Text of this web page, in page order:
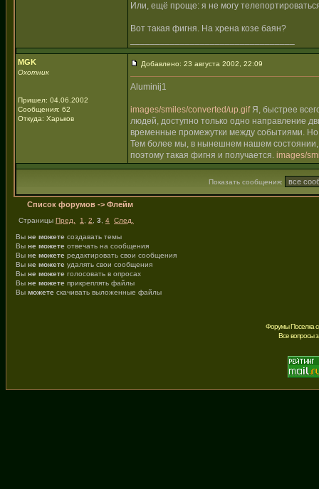
Или, ещё проще: я не могу
Вот такая фигня. На хрена козе баян?
MGK
Охотник
Пришел: 04.06.2002
Сообщения: 62
Откуда: Харьков
Добавлено: 23 августа 2002, 22:09
Aluminij1
images/smiles/converted/up.gifЯ, быстрее
людей, доступно только одно направление
временные промежутки между событиями.
Тем более мы, в нынешнем нашем состоянии,
поэтому такая фигня и получается. images/
Показать сообщения:
Список форумов -> Флейм
Страницы Пред. 1 2 3 4 След.
Вы не можете создавать темы
Вы не можете отвечать на сообщения
Вы не можете редактировать свои сообщения
Вы не можете удалять свои сообщения
Вы не можете голосовать в опросах
Вы не можете прикреплять файлы
Вы можете скачивать выложенные файлы
Форумы Поселка
Все вопросы